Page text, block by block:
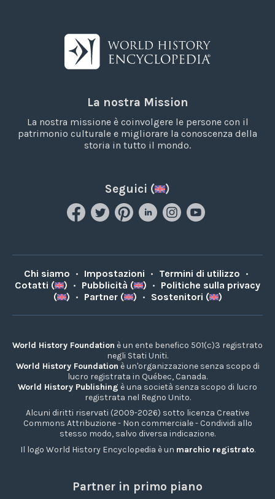
La nostra Mission
La nostra missione è coinvolgere le persone con il
patrimonio culturale e migliorare la conoscenza della
storia in tutto il mondo.
Seguici ( )
Chi siamo • Impostazioni • Termini di utilizzo •
Cotatti (
) • Pubblicità ( ) • Politiche sulla privacy
(
) • Partner ( ) • Sostenitori ( )
World History Foundation è un ente benefico 501(c)3 registrato
negli Stati Uniti.
World History Foundation è un'organizzazione senza scopo di
lucro registrata in Québec, Canada.
World History Publishing è una società senza scopo di lucro
registrata nel Regno Unito.
Alcuni diritti riservati (2009-2026) sotto licenza Creative
Commons Attribuzione - Non commerciale - Condividi allo
stesso modo, salvo diversa indicazione.
Il logo World History Encyclopedia è un marchio registrato.
Partner in primo piano